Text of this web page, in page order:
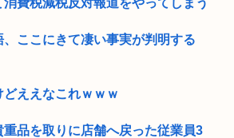
、ここにきて凄い事実が判明する
ええなこれｗｗｗ
重品を取りに店舗へ戻った従業員3